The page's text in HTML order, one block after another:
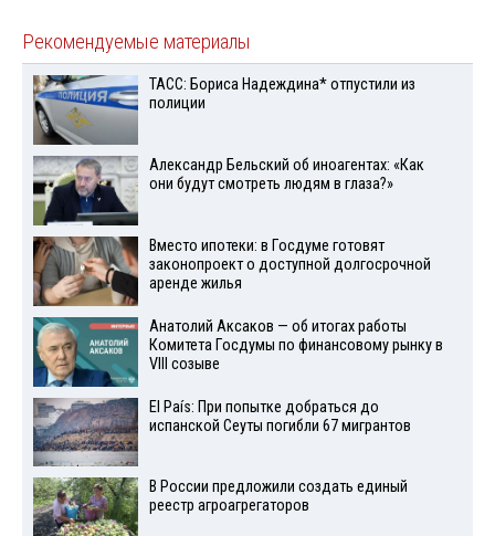
Рекомендуемые материалы
ТАСС: Бориса Надеждина* отпустили из
полиции
Александр Бельский об иноагентах: «Как
они будут смотреть людям в глаза?»
Вместо ипотеки: в Госдуме готовят
законопроект о доступной долгосрочной
аренде жилья
Анатолий Аксаков — об итогах работы
Комитета Госдумы по финансовому рынку в
VIII созыве
El País: При попытке добраться до
испанской Сеуты погибли 67 мигрантов
В России предложили создать единый
реестр агроагрегаторов